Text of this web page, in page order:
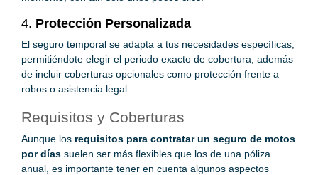
4. Protección Personalizada
El seguro temporal se adapta a tus necesidades específicas,
permitiéndote elegir el periodo exacto de cobertura, además
de incluir coberturas opcionales como protección frente a
robos o asistencia legal.
Requisitos y Coberturas
Aunque los requisitos para contratar un seguro de motos
por días suelen ser más flexibles que los de una póliza
anual, es importante tener en cuenta algunos aspectos